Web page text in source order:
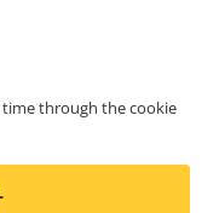
time through the cookie